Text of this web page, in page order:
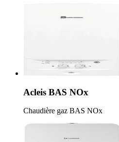
Acleis BAS NOx
Chaudière gaz BAS NOx